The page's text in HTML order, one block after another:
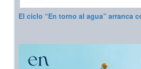
El ciclo “En torno al agua” arranca